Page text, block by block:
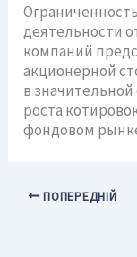
деятельности
компаний
акционерной
в
роста
фондовом
ПОПЕРЕДНІЙ